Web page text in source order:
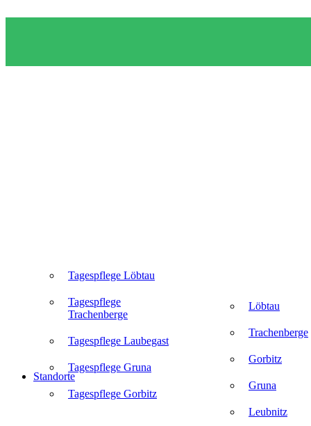
Tagespflege Löbtau
Tagespflege
Trachenberge
Tagespflege Laubegast
Tagespflege Gruna
Tagespflege Gorbitz
Löbtau
Trachenberge
Gorbitz
Gruna
Leubnitz
Standorte